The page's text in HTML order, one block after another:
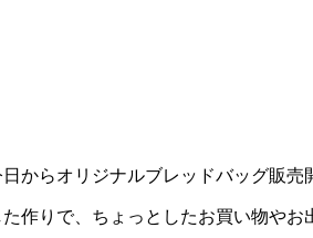
からオリジナルブレッドバッグ販売
作りで、ちょっとしたお買い物やお